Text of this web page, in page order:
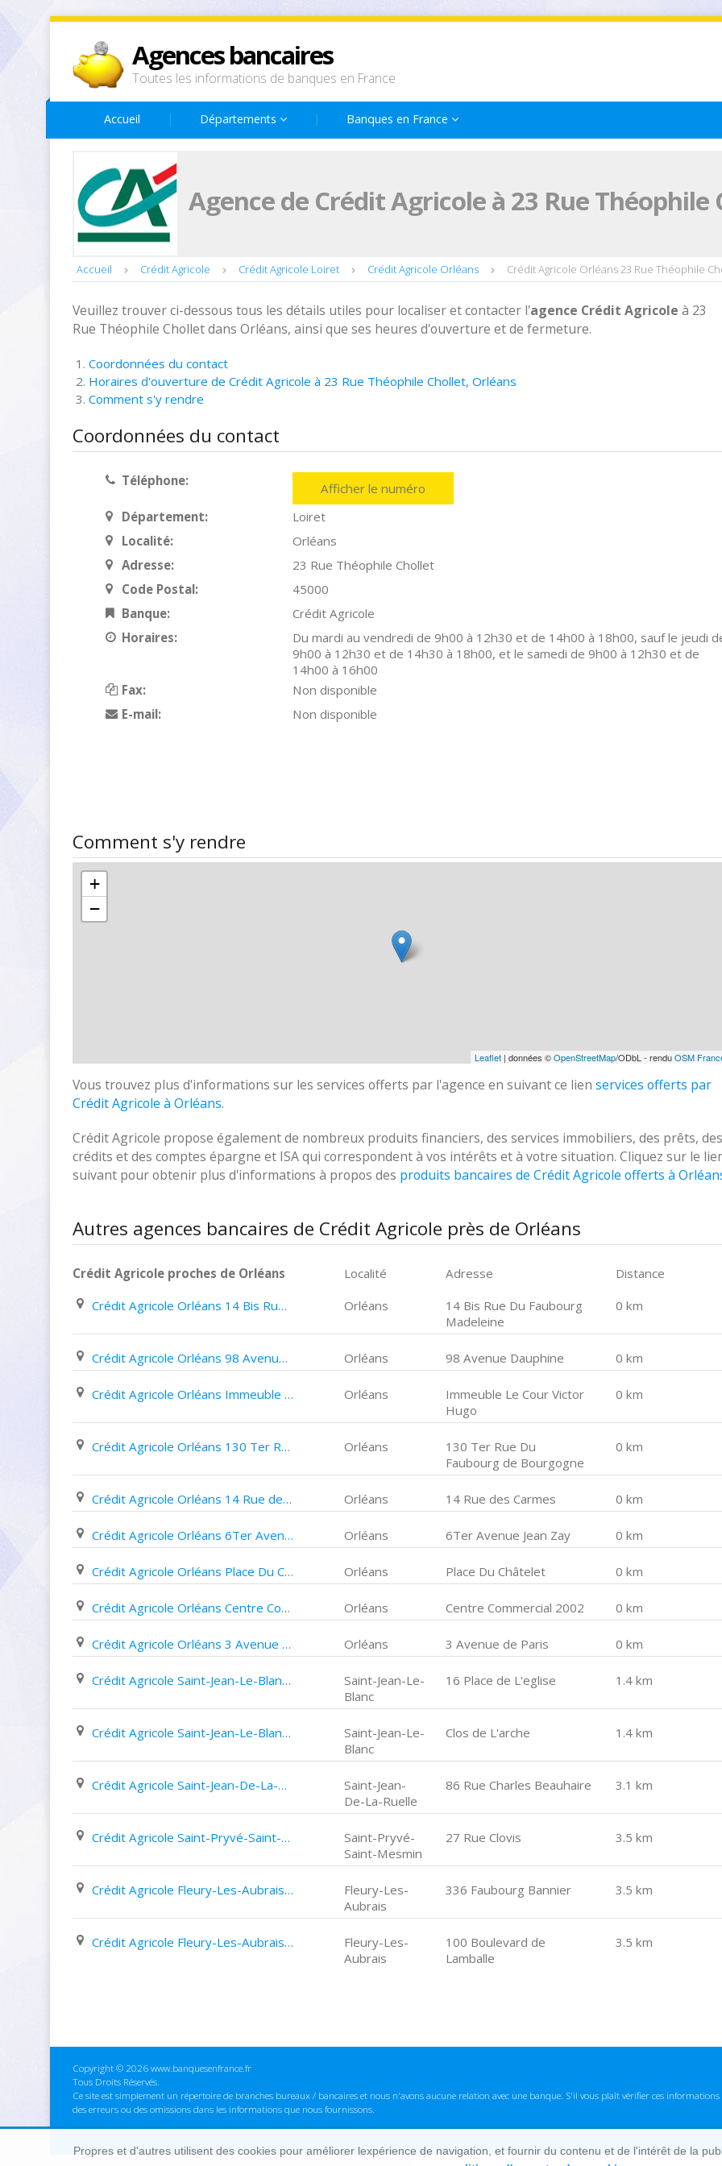
Agences bancaires
Toutes les informations de banques en France
Accueil Départements Banques en France
Agence de Crédit Agricole à 23 Rue Théophile
Accueil Crédit Agricole Crédit Agricole Loiret Crédit Agricole Orléans Crédit Agricole Orléans 23 Rue Théophile
Veuillez trouver ci-dessous tous les détails utiles pour localiser et contacter l'agence Crédit Agricole à 23
Rue Théophile Chollet dans Orléans, ainsi que ses heures d'ouverture et de fermeture.
Coordonnées du contact
Horaires d'ouverture de Crédit Agricole à 23 Rue Théophile Chollet, Orléans
Comment s'y rendre
Coordonnées du contact
Téléphone:
Afficher le numéro
Département:
Loiret
Localité:
Orléans
Adresse:
23 Rue Théophile Chollet
Code Postal:
45000
Banque:
Crédit Agricole
Horaires:
Du mardi au vendredi de 9h00 à 12h30 et de 14h00 à 18h00, sauf le jeudi
9h00 à 12h30 et de 14h30 à 18h00, et le samedi de 9h00 à 12h30 et de
14h00 à 16h00
Fax:
Non disponible
E-mail:
Non disponible
Comment s'y rendre
+
−
Leaflet| données ©OpenStreetMap/ODbL - renduOSM
Vous trouvez plus d'informations sur les services offerts par l'agence en suivant ce lien services offerts par
Crédit Agricole à Orléans.
Crédit Agricole propose également de nombreux produits financiers, des services immobiliers, des prêts, des
crédits et des comptes épargne et ISA qui correspondent à vos intérêts et à votre situation. Cliquez sur le
suivant pour obtenir plus d'informations à propos des produits bancaires de Crédit Agricole offerts à
Autres agences bancaires de Crédit Agricole près de Orléans
Crédit Agricole proches de Orléans Localité Adresse
Distance
Crédit Agricole Orléans 14 Bis Rue Du Faubourg Madeleine
Orléans
14 Bis Rue Du Faubourg
Madeleine
0 km
Crédit Agricole Orléans 98 Avenue Dauphine Orléans 98 Avenue Dauphine 0 km
Crédit Agricole Orléans Immeuble Le Cour Victor Hugo Orléans
Immeuble Le Cour Victor
Hugo
0 km
Crédit Agricole Orléans 130 Ter Rue Du Faubourg de Bourgogne Orléans
130 Ter Rue Du
Faubourg de Bourgogne
0 km
Crédit Agricole Orléans 14 Rue des Carmes Orléans 14 Rue des Carmes 0 km
Crédit Agricole Orléans 6Ter Avenue Jean Zay Orléans 6Ter Avenue Jean Zay 0 km
Crédit Agricole Orléans Place Du Châtelet Orléans Place Du Châtelet 0 km
Crédit Agricole Orléans Centre Commercial 2002 Orléans Centre Commercial 2002 0 km
Crédit Agricole Orléans 3 Avenue de Paris Orléans 3 Avenue de Paris 0 km
Crédit Agricole Saint-Jean-Le-Blanc 16 Place de L'eglise
Saint-Jean-Le-
Blanc
16 Place de L'eglise 1.4 km
Crédit Agricole Saint-Jean-Le-Blanc Clos de L'arche
Saint-Jean-Le-
Blanc
Clos de L'arche 1.4 km
Crédit Agricole Saint-Jean-De-La-Ruelle 86 Rue Charles Beauhaire
Saint-Jean-
De-La-Ruelle
86 Rue Charles Beauhaire 3.1 km
Crédit Agricole Saint-Pryvé-Saint-Mesmin 27 Rue Clovis
Saint-Pryvé-
Saint-Mesmin
27 Rue Clovis 3.5 km
Crédit Agricole Fleury-Les-Aubrais 336 Faubourg Bannier
Fleury-Les-
Aubrais
336 Faubourg Bannier 3.5 km
Crédit Agricole Fleury-Les-Aubrais 100 Boulevard de Lamballe
Fleury-Les-
Aubrais
100 Boulevard de
Lamballe
3.5 km
Copyright © 2026 www.banquesenfrance.fr
Tous Droits Réservés.
Ce site est simplement un répertoire de branches bureaux / bancaires et nous n'avons aucune relation avec une banque. S'il vous plaît vérifier ces
des erreurs ou des omissions dans les informations que nous fournissons.
Propres et d'autres utilisent des cookies pour améliorer lexpérience de navigation, et fournir du contenu et de l'intérêt de la